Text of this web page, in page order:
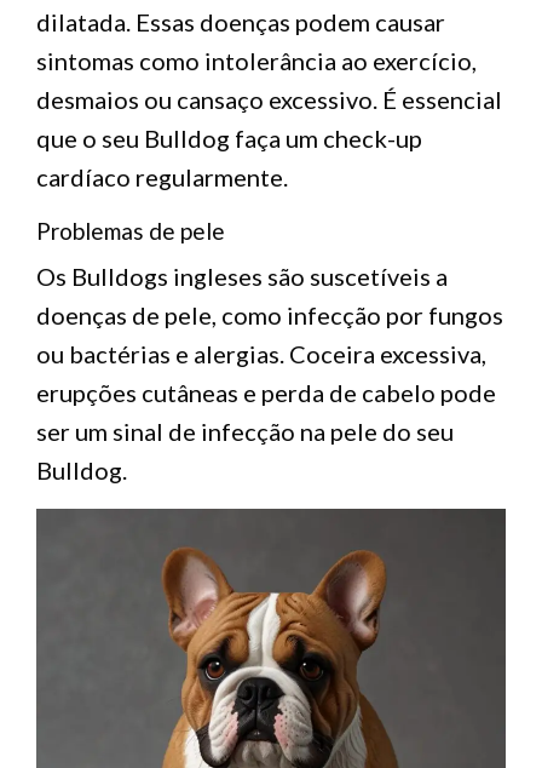
dilatada. Essas doenças podem causar
sintomas como intolerância ao exercício,
desmaios ou cansaço excessivo. É essencial
que o seu Bulldog faça um check-up
cardíaco regularmente.
Problemas de pele
Os Bulldogs ingleses são suscetíveis a
doenças de pele, como infecção por fungos
ou bactérias e alergias. Coceira excessiva,
erupções cutâneas e perda de cabelo pode
ser um sinal de infecção na pele do seu
Bulldog.